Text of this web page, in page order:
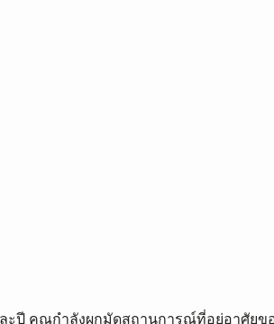
คุณกำลังผูกมัดสถานการณ์ที่อยู่อาศัยขอ